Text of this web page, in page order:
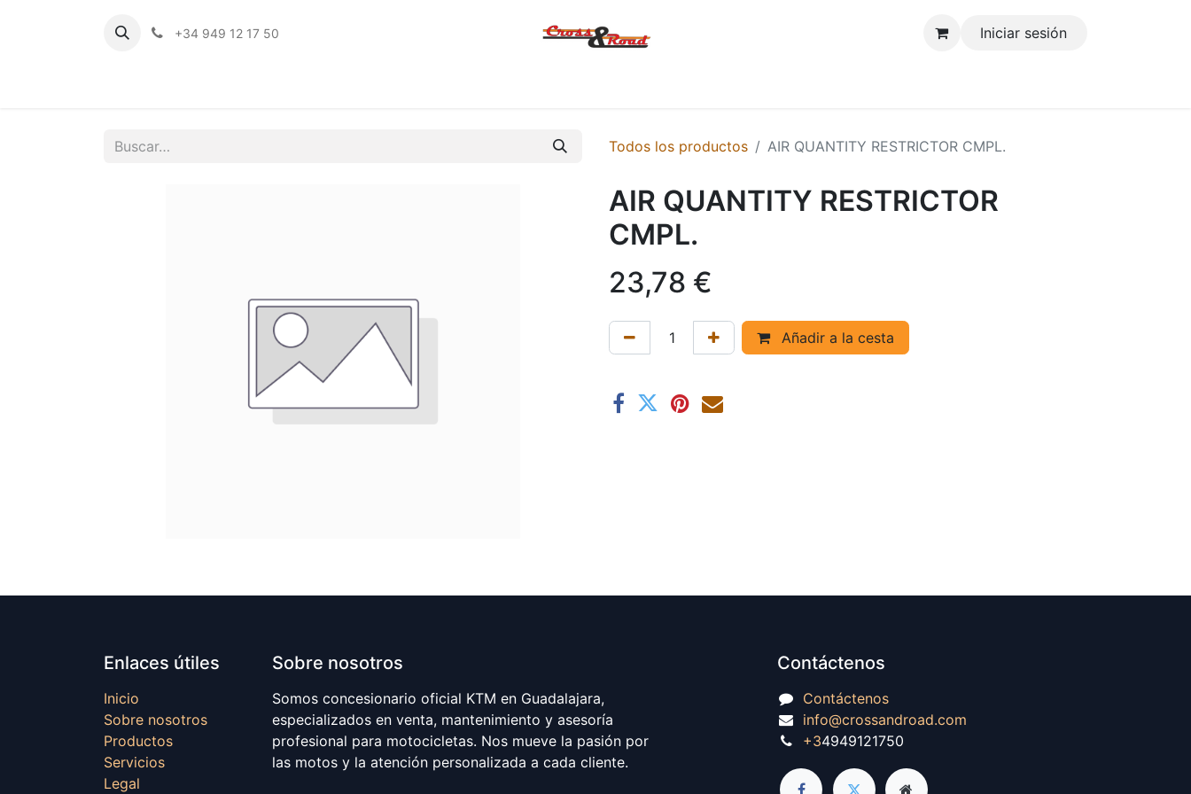
+34 949 12 17 50 Iniciar sesión
Todos los productos AIR QUANTITY RESTRICTOR CMPL.
AIR QUANTITY RESTRICTOR
CMPL.
23,78 €
Añadir a la cesta
Enlaces útiles
Inicio
Sobre nosotros
Productos
Servicios
Legal
Sobre nosotros
Somos concesionario oficial KTM en Guadalajara,
especializados en venta, mantenimiento y asesoría
profesional para motocicletas. Nos mueve la pasión por
las motos y la atención personalizada a cada cliente.
Contáctenos
Contáctenos
info@crossandroad.com
+34949121750